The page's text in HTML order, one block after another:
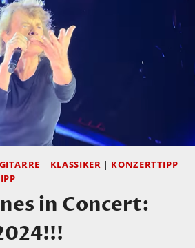
GITARRE | KLASSIKER | KONZERTTIPP |
in Concert: